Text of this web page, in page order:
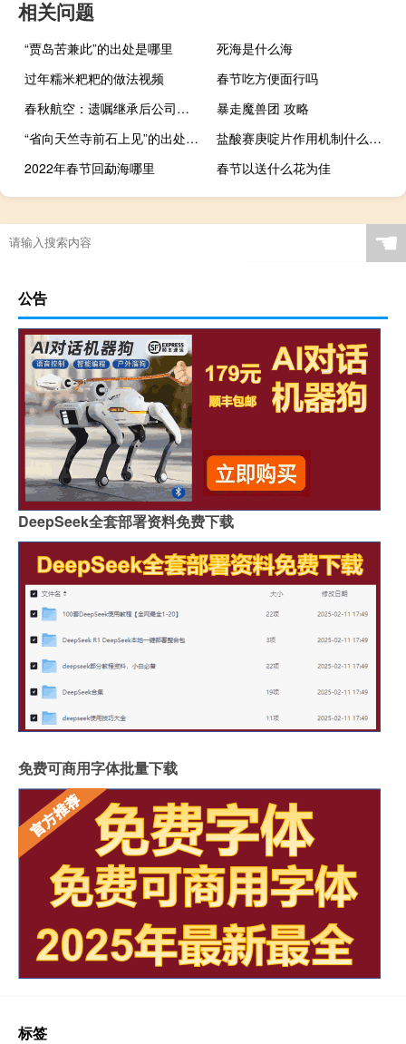
相关问题
“贾岛苦兼此”的出处是哪里
死海是什么海
过年糯米粑粑的做法视频
春节吃方便面行吗
春秋航空：遗嘱继承后公司实控人将变更为王正华、王煜
暴走魔兽团 攻略
“省向天竺寺前石上见”的出处是哪里
盐酸赛庚啶片作用机制什么时候吃?（盐酸赛庚啶片作用）
2022年春节回勐海哪里
春节以送什么花为佳
☚
公告
DeepSeek全套部署资料免费下载
免费可商用字体批量下载
标签